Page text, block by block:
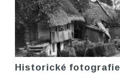
Historické fotografie